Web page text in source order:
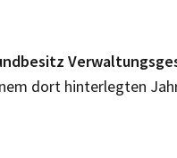
dort hinterlegten